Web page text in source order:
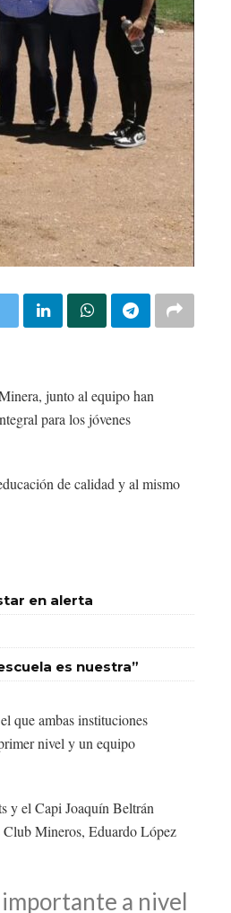
junto al equipo han
para los jóvenes
de calidad y al mismo
en alerta
es nuestra”
que ambas instituciones
nivel y un equipo
y el Capi Joaquín Beltrán
Mineros, Eduardo López
a nivel